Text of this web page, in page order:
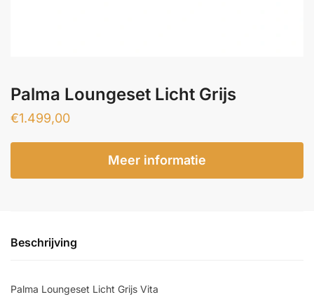
Palma Loungeset Licht Grijs
€1.499,00
Meer informatie
Beschrijving
Palma Loungeset Licht Grijs Vita